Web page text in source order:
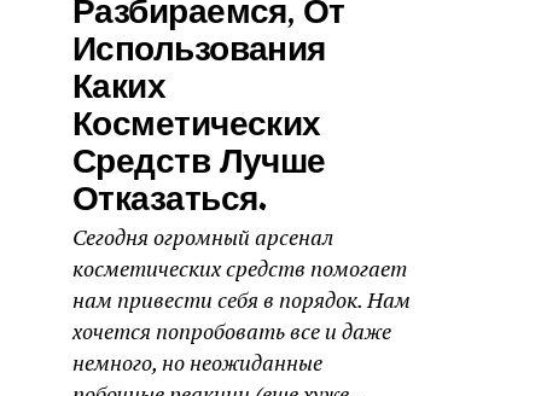
Разбираемся, От
Использования
Каких
Косметических
Средств Лучше
Отказаться.
Сегодня огромный арсенал
косметических средств помогает
нам привести себя в порядок. Нам
хочется попробовать все и даже
немного, но неожиданные